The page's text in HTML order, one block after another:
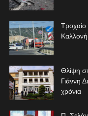
Θλίψη
Γιάννη
χρόνια